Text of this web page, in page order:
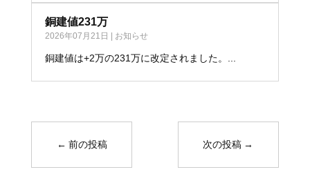
銅建値231万
2026年07月21日 | お知らせ
銅建値は+2万の231万に改定されました。...
← 前の投稿 次の投稿 →